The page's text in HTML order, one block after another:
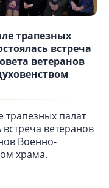
трапезных
встреча
ветеранов
трапезных палат
ветеранов
Военно-
храма.